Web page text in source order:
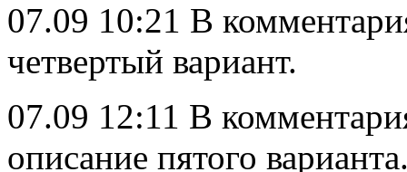
07.09 10:21 В
четвертый вариант.
07.09 12:11 В
описание пятого